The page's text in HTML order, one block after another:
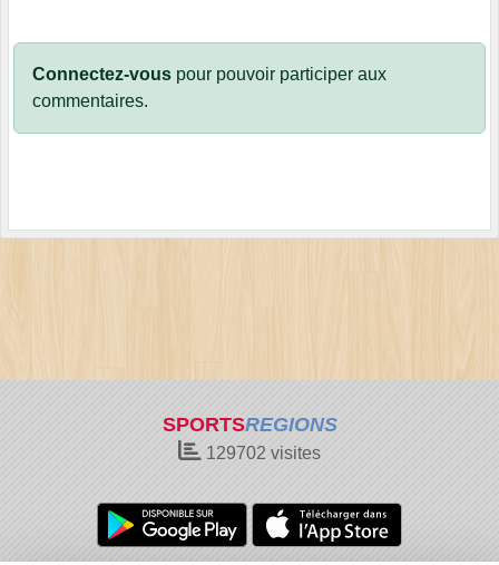
Connectez-vous pour pouvoir participer aux
commentaires.
SPORTSREGIONS
129702 visites